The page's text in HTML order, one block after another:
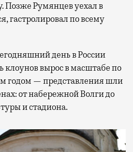
Позже Румянцев уехал в
гастролировал по всему
день в России
клоунов вырос в масштабе по
годом — представления шли
от набережной Волги до
и стадиона.